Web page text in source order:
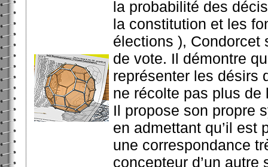
la probabilité des
la constitution et les
élections ), Condorcet
de vote. Il démontre
représenter les désirs
ne récolte pas plus de
Il propose son propre
en admettant qu’il est
une correspondance
concepteur d’un